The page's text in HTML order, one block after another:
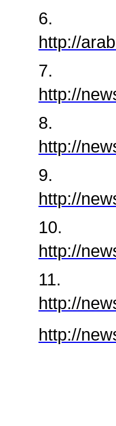
6.
http://
7.
http://
8.
http://
9.
http://
10.
http://
11.
http://
http://